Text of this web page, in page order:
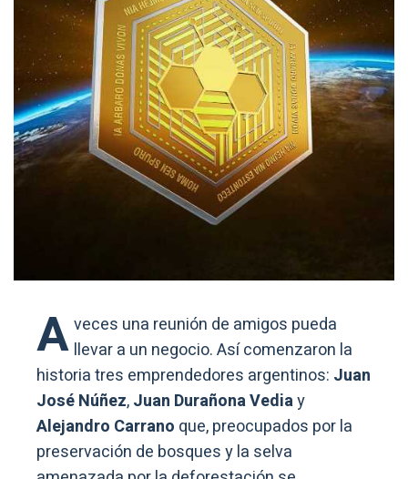
Aveces una reunión de amigos pueda
llevar a un negocio. Así comenzaron la
historia tres emprendedores argentinos: Juan
José Núñez,Juan DurañonaVediay
Alejandro Carrano que, preocupados por la
preservación de bosques y la selva